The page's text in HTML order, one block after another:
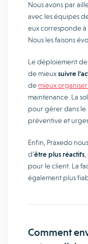
Nous avons par
avec les équipes
eux corresponde
Nous les faisons
Le déploiement
de mieuxsuivre
de mieux
maintenance. La
pour gérer dans le
préventive et
Enfin, Praxedo
d’être plus réactifs
pour le client. La
également plus
Comment